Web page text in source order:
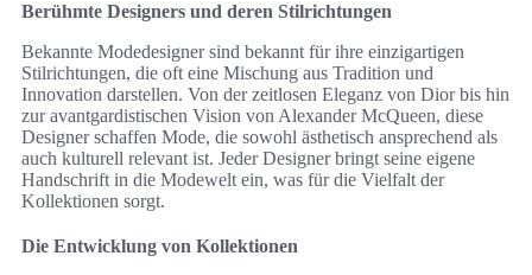
Berühmte Designers und deren Stilrichtungen
Bekannte Modedesigner sind bekannt für ihre einzigartigen
Stilrichtungen, die oft eine Mischung aus Tradition und
Innovation darstellen. Von der zeitlosen Eleganz von Dior bis hin
zur avantgardistischen Vision von Alexander McQueen, diese
Designer schaffen Mode, die sowohl ästhetisch ansprechend als
auch kulturell relevant ist. Jeder Designer bringt seine eigene
Handschrift in die Modewelt ein, was für die Vielfalt der
Kollektionen sorgt.
Die Entwicklung von Kollektionen